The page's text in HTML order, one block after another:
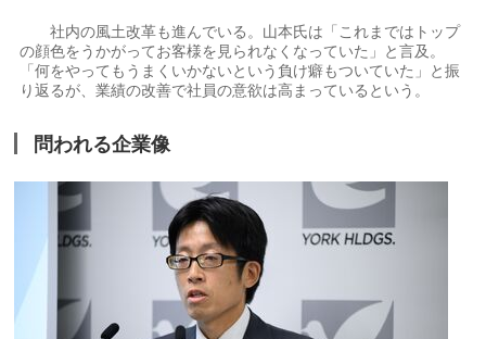
社内の風土改革も進んでいる。山本氏は「これまではトップ
の顔色をうかがってお客様を見られなくなっていた」と言及。
「何をやってもうまくいかないという負け癖もついていた」と振
り返るが、業績の改善で社員の意欲は高まっているという。
問われる企業像